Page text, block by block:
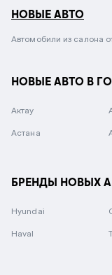
НОВЫЕ АВТО
Автомобили из салона
НОВЫЕ АВТО В
Актау
Астана
БРЕНДЫ НОВЫХ
Hyundai
Haval